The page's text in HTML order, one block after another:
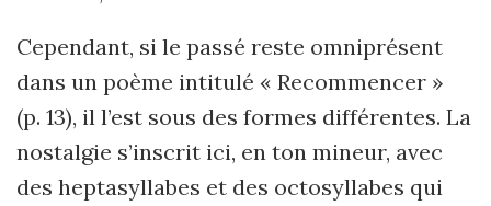
Cependant, si le passé reste omniprésent
dans un poème intitulé « Recommencer »
(p. 13), il l’est sous des formes différentes. La
nostalgie s’inscrit ici, en ton mineur, avec
des heptasyllabes et des octosyllabes qui